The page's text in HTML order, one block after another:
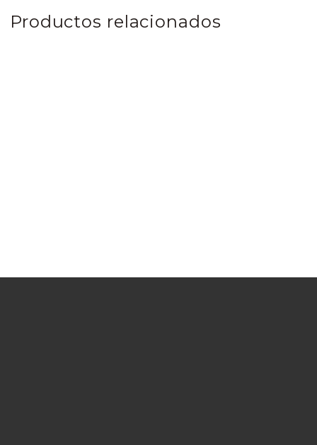
Productos relacionados